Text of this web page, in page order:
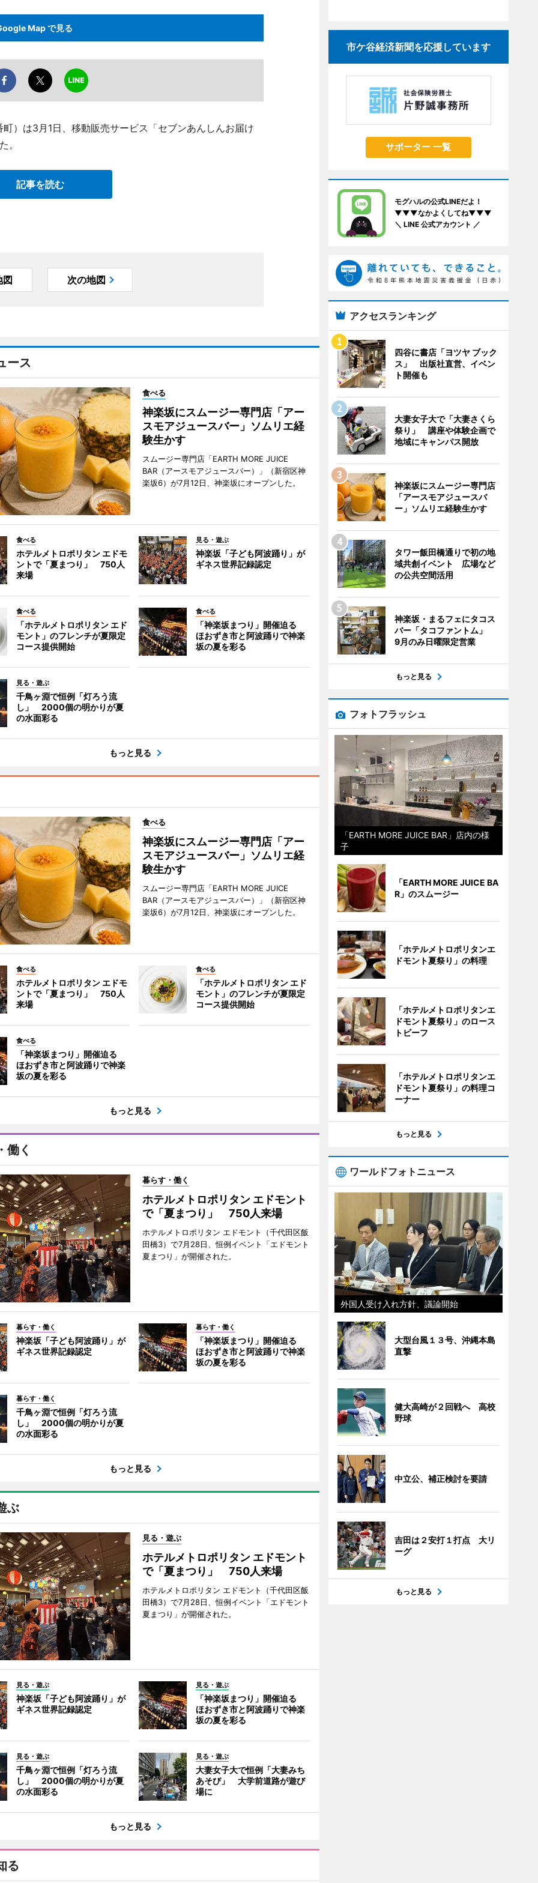
Map で見る
）は3月1日、移動販売サービス「セブンあんしんお届け
。
記事を読む
図 次の地図
ース
食べる
神楽坂にスムージー専門店「アー
スモアジュースバー」ソムリエ経
験生かす
スムージー専門店「EARTH MORE JUICE
BAR（アースモアジュースバー）」（新宿区神
楽坂6）が7月12日、神楽坂にオープンした。
食べる
ホテルメトロポリタン エドモ
ントで「夏まつり」 750人
来場
見る・遊ぶ
神楽坂「子ども阿波踊り」が
ギネス世界記録認定
食べる
「ホテルメトロポリタン エド
モント」のフレンチが夏限定
コース提供開始
食べる
「神楽坂まつり」開催迫る
ほおずき市と阿波踊りで神楽
坂の夏を彩る
見る・遊ぶ
千鳥ヶ淵で恒例「灯ろう流
し」 2000個の明かりが夏
の水面彩る
もっと見る
食べる
神楽坂にスムージー専門店「アー
スモアジュースバー」ソムリエ経
験生かす
スムージー専門店「EARTH MORE JUICE
BAR（アースモアジュースバー）」（新宿区神
楽坂6）が7月12日、神楽坂にオープンした。
食べる
ホテルメトロポリタン エドモ
ントで「夏まつり」 750人
来場
食べる
「ホテルメトロポリタン エド
モント」のフレンチが夏限定
コース提供開始
食べる
「神楽坂まつり」開催迫る
ほおずき市と阿波踊りで神楽
坂の夏を彩る
もっと見る
働く
暮らす・働く
ホテルメトロポリタン エドモント
で「夏まつり」 750人来場
ホテルメトロポリタン エドモント（千代田区飯
田橋3）で7月28日、恒例イベント「エドモント
夏まつり」が開催された。
暮らす・働く
神楽坂「子ども阿波踊り」が
ギネス世界記録認定
暮らす・働く
「神楽坂まつり」開催迫る
ほおずき市と阿波踊りで神楽
坂の夏を彩る
暮らす・働く
千鳥ヶ淵で恒例「灯ろう流
し」 2000個の明かりが夏
の水面彩る
もっと見る
ぶ
見る・遊ぶ
ホテルメトロポリタン エドモント
で「夏まつり」 750人来場
ホテルメトロポリタン エドモント（千代田区飯
田橋3）で7月28日、恒例イベント「エドモント
夏まつり」が開催された。
見る・遊ぶ
神楽坂「子ども阿波踊り」が
ギネス世界記録認定
見る・遊ぶ
「神楽坂まつり」開催迫る
ほおずき市と阿波踊りで神楽
坂の夏を彩る
見る・遊ぶ
千鳥ヶ淵で恒例「灯ろう流
し」 2000個の明かりが夏
の水面彩る
見る・遊ぶ
大妻女子大で恒例「大妻みち
あそび」 大学前道路が遊び
場に
もっと見る
る
市ケ谷経済新聞を応援しています
サポーター 一覧
モグハルの公式LINEだよ！
▼▼▼なかよくしてね▼▼▼
＼ LINE 公式アカウント ／
アクセスランキング
四谷に書店「ヨツヤ ブック
ス」 出版社直営、イベン
ト開催も
大妻女子大で「大妻さくら
祭り」 講座や体験企画で
地域にキャンパス開放
神楽坂にスムージー専門店
「アースモアジュースバ
ー」ソムリエ経験生かす
タワー飯田橋通りで初の地
域共創イベント 広場など
の公共空間活用
神楽坂・まるフェにタコス
バー「タコファントム」
9月のみ日曜限定営業
もっと見る
フォトフラッシュ
「EARTH MORE JUICE BAR」店内の様
子
「EARTH MORE JUICE BA
R」のスムージー
「ホテルメトロポリタンエ
ドモント夏祭り」の料理
「ホテルメトロポリタンエ
ドモント夏祭り」のロース
トビーフ
「ホテルメトロポリタンエ
ドモント夏祭り」の料理コ
ーナー
もっと見る
ワールドフォトニュース
外国人受け入れ方針、議論開始
大型台風１３号、沖縄本島
直撃
健大高崎が２回戦へ 高校
野球
中立公、補正検討を要請
吉田は２安打１打点 大リ
ーグ
もっと見る